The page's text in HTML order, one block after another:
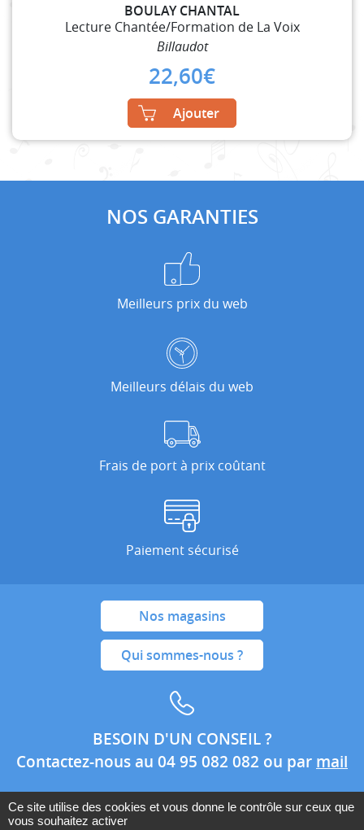
BOULAY CHANTAL
Lecture Chantée/Formation de La Voix
Billaudot
22,60€
Ajouter
NOS GARANTIES
Meilleurs prix du web
Meilleurs délais du web
Frais de port à prix coûtant
Paiement sécurisé
Nos magasins
Qui sommes-nous ?
BESOIN D'UN CONSEIL ?
Contactez-nous au 04 95 082 082 ou par mail
Ce site utilise des cookies et vous donne le contrôle sur ceux que
vous souhaitez activer